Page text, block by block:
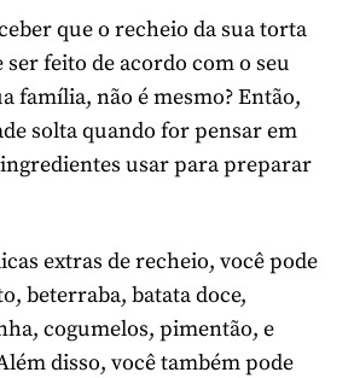
que o recheio da sua torta
ser feito de acordo com o seu
família, não é mesmo? Então,
solta quando for pensar em
usar para preparar
extras de recheio, você pode
beterraba, batata doce,
cogumelos, pimentão, e
disso, você também pode